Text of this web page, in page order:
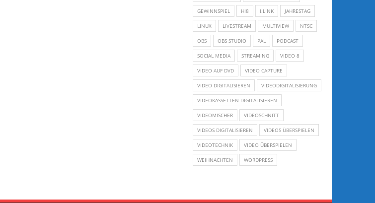
GEWINNSPIEL HI8 I.LINK JAHRESTAG
LINUX LIVESTREAM MULTIVIEW NTSC
OBS OBS STUDIO PAL PODCAST
SOCIAL MEDIA STREAMING VIDEO 8
VIDEO AUF DVD VIDEO CAPTURE
VIDEO DIGITALISIEREN VIDEODIGITALISIERUNG
VIDEOKASSETTEN DIGITALISIEREN
VIDEOMISCHER VIDEOSCHNITT
VIDEOS DIGITALISIEREN VIDEOS ÜBERSPIELEN
VIDEOTECHNIK VIDEO ÜBERSPIELEN
WEIHNACHTEN WORDPRESS